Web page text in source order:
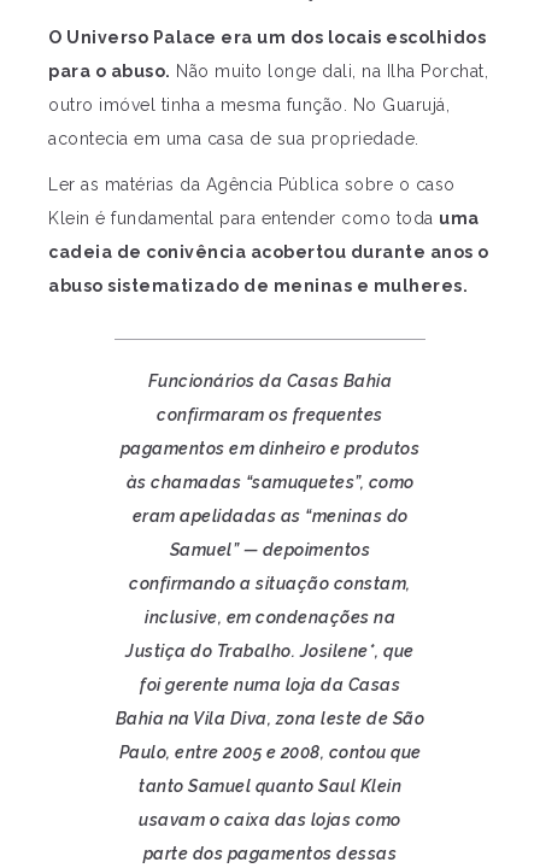
O Universo Palace era um dos locais escolhidos
para o abuso. Não muito longe dali, na Ilha Porchat,
outro imóvel tinha a mesma função. No Guarujá,
acontecia em uma casa de sua propriedade.
Ler as matérias da Agência Pública sobre o caso
Klein é fundamental para entender como toda uma
cadeia de conivência acobertou durante anos o
abuso sistematizado de meninas e mulheres.
Funcionários da Casas Bahia
confirmaram os frequentes
pagamentos em dinheiro e produtos
às chamadas “samuquetes”, como
eram apelidadas as “meninas do
Samuel” — depoimentos
confirmando a situação constam,
inclusive, em condenações na
Justiça do Trabalho. Josilene*, que
foi gerente numa loja da Casas
Bahia na Vila Diva, zona leste de São
Paulo, entre 2005 e 2008, contou que
tanto Samuel quanto Saul Klein
usavam o caixa das lojas como
parte dos pagamentos dessas